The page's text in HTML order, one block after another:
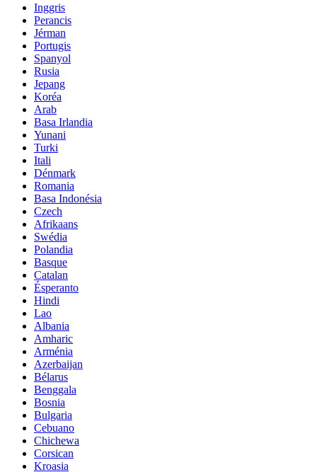
Inggris
Perancis
Jérman
Portugis
Spanyol
Rusia
Jepang
Koréa
Arab
Basa Irlandia
Yunani
Turki
Itali
Dénmark
Romania
Basa Indonésia
Czech
Afrikaans
Swédia
Polandia
Basque
Catalan
Ésperanto
Hindi
Lao
Albania
Amharic
Arménia
Azerbaijan
Bélarus
Benggala
Bosnia
Bulgaria
Cebuano
Chichewa
Corsican
Kroasia